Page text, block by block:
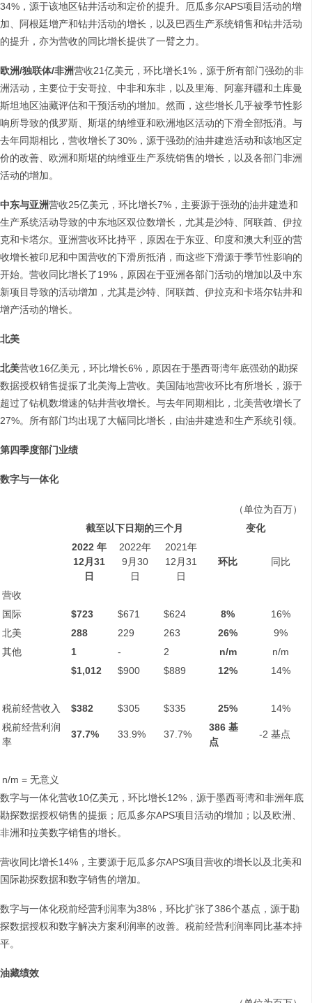
34%，源于该地区钻井活动和定价的提升。厄瓜多尔APS项目活动的增
加、阿根廷增产和钻井活动的增长，以及巴西生产系统销售和钻井活动
的提升，亦为营收的同比增长提供了一臂之力。
欧洲/独联体/非洲营收21亿美元，环比增长1%，源于所有部门强劲的非
洲活动，主要位于安哥拉、中非和东非，以及里海、阿塞拜疆和土库曼
斯坦地区油藏评估和干预活动的增加。然而，这些增长几乎被季节性影
响所导致的俄罗斯、斯堪的纳维亚和欧洲地区活动的下滑全部抵消。与
去年同期相比，营收增长了30%，源于强劲的油井建造活动和该地区定
价的改善、欧洲和斯堪的纳维亚生产系统销售的增长，以及各部门非洲
活动的增加。
中东与亚洲营收25亿美元，环比增长7%，主要源于强劲的油井建造和
生产系统活动导致的中东地区双位数增长，尤其是沙特、阿联酋、伊拉
克和卡塔尔。亚洲营收环比持平，原因在于东亚、印度和澳大利亚的营
收增长被印尼和中国营收的下滑所抵消，而这些下滑源于季节性影响的
开始。营收同比增长了19%，原因在于亚洲各部门活动的增加以及中东
新项目导致的活动增加，尤其是沙特、阿联酋、伊拉克和卡塔尔钻井和
增产活动的增长。
北美
北美营收16亿美元，环比增长6%，原因在于墨西哥湾年底强劲的勘探
数据授权销售提振了北美海上营收。美国陆地营收环比有所增长，源于
超过了钻机数增速的钻井营收增长。与去年同期相比，北美营收增长了
27%。所有部门均出现了大幅同比增长，由油井建造和生产系统引领。
第四季度部门业绩
数字与一体化
（单位为百万）
截至以下日期的三个月
变化
2022 年
12月 31
日
2022年
9月30
日
2021年
12月31
日
环比 同比
营收
国际
$723 $671 $624 8%
16%
北美
288 229 263 26%
9%
其他
1 - 2 n/m
n/m
$1,012
$900 $889 12% 14%
税前经营收入 $382 $305 $335 25%
14%
税前经营利润
率
37.7% 33.9% 37.7%
386 基
点
-2 基点
n/m = 无意义
数字与一体化营收10亿美元，环比增长12%，源于墨西哥湾和非洲年底
勘探数据授权销售的提振；厄瓜多尔APS项目活动的增加；以及欧洲、
非洲和拉美数字销售的增长。
营收同比增长14%，主要源于厄瓜多尔APS项目营收的增长以及北美和
国际勘探数据和数字销售的增加。
数字与一体化税前经营利润率为38%，环比扩张了386个基点，源于勘
探数据授权和数字解决方案利润率的改善。税前经营利润率同比基本持
平。
油藏绩效